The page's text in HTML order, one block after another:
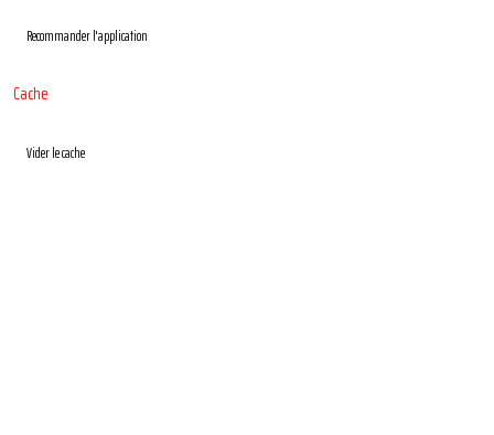
Recommander l'application
Cache
Vider le cache